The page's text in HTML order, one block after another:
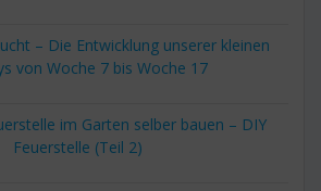
– Die Entwicklung unserer kleinen
von Woche 7 bis Woche 17
im Garten selber bauen – DIY
Feuerstelle (Teil 2)